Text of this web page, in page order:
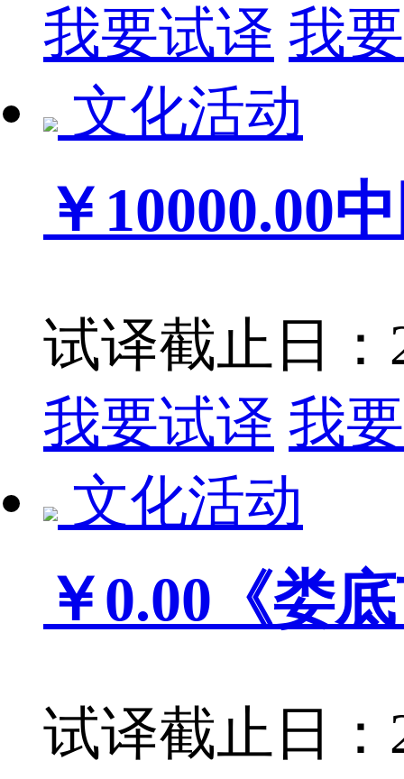
我要试译 我
文化活动
￥10000.00
试译截止日：
我要试译 我
文化活动
￥0.00 《娄
试译截止日：